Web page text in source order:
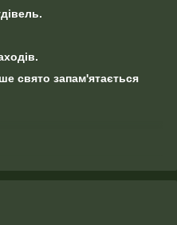
свято запам'ятається